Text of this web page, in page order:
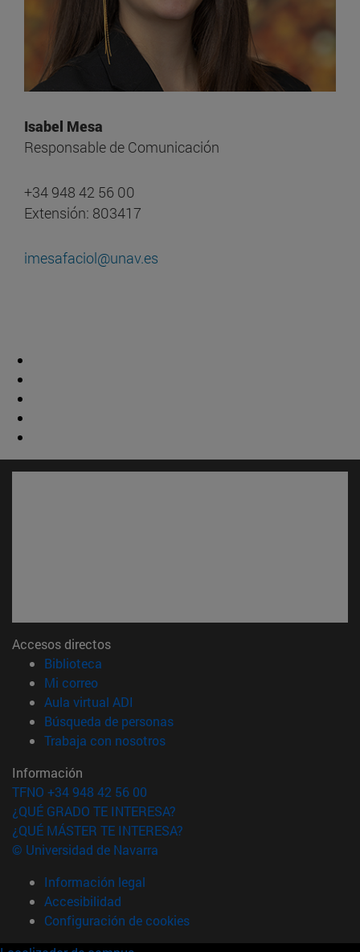
Isabel Mesa
Responsable de Comunicación
+34 948 42 56 00
Extensión: 803417
imesafaciol@unav.es
Accesos directos
Biblioteca
Mi correo(abre en nueva ventana)
Aula virtual ADI
Búsqueda de personas(abre en nueva ventana)
Trabaja con nosotros(abre en nueva ventana)
Información
TFNO +34 948 42 56 00
¿QUÉ GRADO TE INTERESA?
¿QUÉ MÁSTER TE INTERESA?
© Universidad de Navarra
Información legal
Accesibilidad
Configuración de cookies